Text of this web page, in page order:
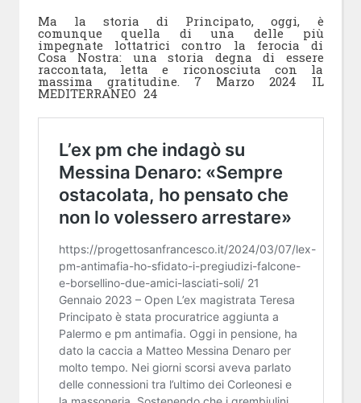
Ma la storia di Principato, oggi, è
comunque quella di una delle più
impegnate lottatrici contro la ferocia di
Cosa Nostra: una storia degna di essere
raccontata, letta e riconosciuta con la
massima gratitudine. 7 Marzo 2024 IL
MEDITERRANEO 24